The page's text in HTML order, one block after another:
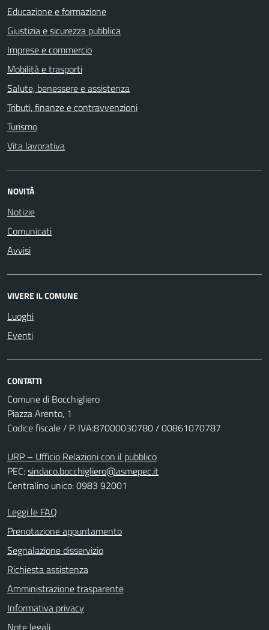
Educazione e formazione
Giustizia e sicurezza pubblica
Imprese e commercio
Mobilità e trasporti
Salute, benessere e assistenza
Tributi, finanze e contravvenzioni
Turismo
Vita lavorativa
NOVITÀ
Notizie
Comunicati
Avvisi
VIVERE IL COMUNE
Luoghi
Eventi
CONTATTI
Comune di Bocchigliero
Piazza Arento, 1
Codice fiscale / P. IVA:87000030780 / 00861070787
URP – Ufficio Relazioni con il pubblico
PEC:sindaco.bocchigliero@asmepec.it
Centralino unico: 0983 92001
Leggi le FAQ
Prenotazione appuntamento
Segnalazione disservizio
Richiesta assistenza
Amministrazione trasparente
Informativa privacy
Note legali